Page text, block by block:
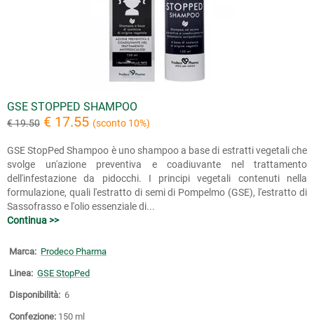
GSE STOPPED SHAMPOO
€ 19.50 € 17.55 (sconto 10%)
GSE StopPed Shampoo è uno shampoo a base di estratti vegetali che
svolge un'azione preventiva e coadiuvante nel trattamento
dell'infestazione da pidocchi. I principi vegetali contenuti nella
formulazione, quali l'estratto di semi di Pompelmo (GSE), l'estratto di
Sassofrasso e l'olio essenziale di...
Continua >>
Marca: Prodeco Pharma
Linea: GSE StopPed
Disponibilità: 6
Confezione: 150 ml